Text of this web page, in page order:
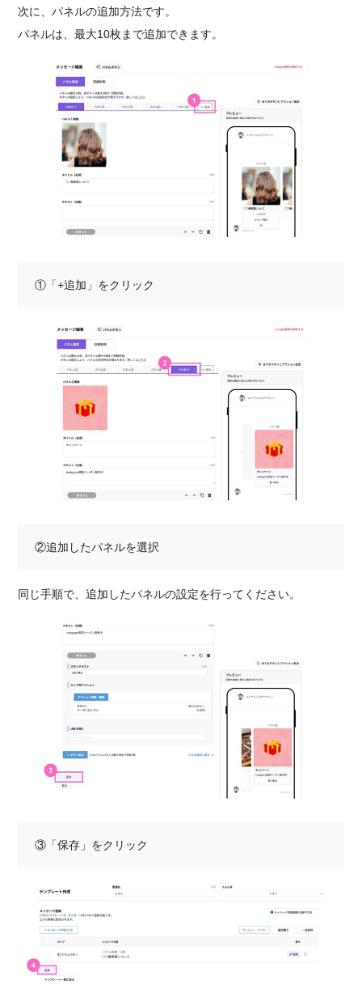
次に、パネルの追加方法です。
パネルは、最大10枚まで追加できます。
①「+追加」をクリック
②追加したパネルを選択
同じ手順で、追加したパネルの設定を行ってください。
③「保存」をクリック